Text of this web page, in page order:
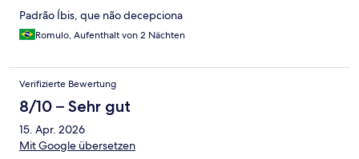
Padrão Íbis, que não decepciona
Romulo, Aufenthalt von 2 Nächten
Verifizierte Bewertung
8/10 – Sehr gut
15. Apr. 2026
Mit Google übersetzen